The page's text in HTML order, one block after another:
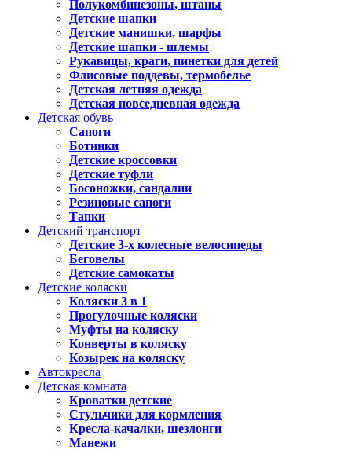
Полукомбинезоны, штаны
Детские шапки
Детские манишки, шарфы
Детские шапки - шлемы
Рукавицы, краги, пинетки для детей
Флисовые поддевы, термобелье
Детская летняя одежда
Детская повседневная одежда
Детская обувь
Сапоги
Ботинки
Детские кроссовки
Детские туфли
Босоножки, сандалии
Резиновые сапоги
Тапки
Детский транспорт
Детские 3-х колесные велосипеды
Беговелы
Детские самокаты
Детские коляски
Коляски 3 в 1
Прогулочные коляски
Муфты на коляску
Конверты в коляску
Козырек на коляску
Автокресла
Детская комната
Кроватки детские
Стульчики для кормления
Кресла-качалки, шезлонги
Манежи